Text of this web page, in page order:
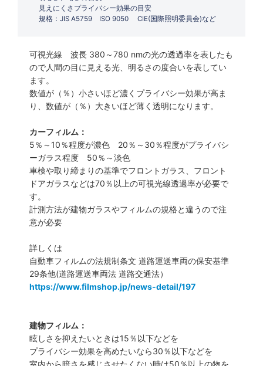
見えにくさプライバシー効果の目安
規格：JIS A5759 ISO 9050 CIE(国際照明委員会)など
可視光線 波長 380～780 nmの光の透過率を表したも
ので人間の目に見える光、明るさの度合いを表してい
ます。
数値が（％）小さいほど濃くプライバシー効果が高ま
り、数値が（％）大きいほど薄く透明になります。
カーフィルム：
5％～10％程度が濃色 20％～30％程度がプライバシ
ーガラス程度 50％～淡色
車検や取り締まりの基準でフロントガラス、フロント
ドアガラスなどは70％以上の可視光線透過率が必要で
す。
計測方法が建物ガラスやフィルムの規格と違うので注
意が必要
詳しくは
自動車フィルムの法規制条文 道路運送車両の保安基準
29条他(道路運送車両法 道路交通法）
https://www.filmshop.jp/news-detail/197
建物フィルム：
眩しさを抑えたいときは15％以下などを
プライバシー効果を高めたいなら30％以下などを
室内から暗さを感じさせたくない時は50％以上の物を